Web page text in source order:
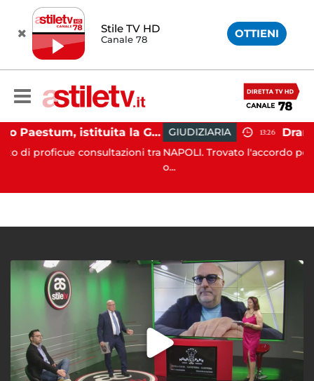
Stile TV HD
Canale 78 OTTIENI
Capaccio Paestum, istituita la Guardia Medica Turistica presso il Psaut di Piazza Santini
consultazioni tra
GIUDIZIARIA 13:26
NAPOLI. Trovato l'accordo per il